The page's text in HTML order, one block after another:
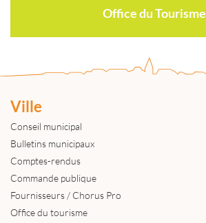
Office du Tourisme
Ville
Conseil municipal
Bulletins municipaux
Comptes-rendus
Commande publique
Fournisseurs / Chorus Pro
Office du tourisme